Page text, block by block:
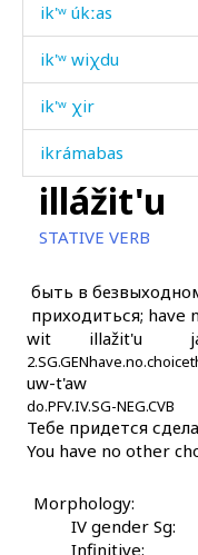
ik'ʷ úkːas
ik'ʷ wiχdu
ik'ʷ χir
ikrámabas
ikɬ
ikɬ áčas
ikɬ'
ikɬ' éɬːas
ikɬ'ít'ukul
ilbísdut
illážit'u
STATIVE VERB
быть в
приходиться; have
wit
2.SG.GEN
illažit'u
have.no.choice
uw-t'aw
do.PFV.IV.SG-NEG.CVB
Тебе придется
You have no other
Morphology:
IV gender Sg:
Infinitive: